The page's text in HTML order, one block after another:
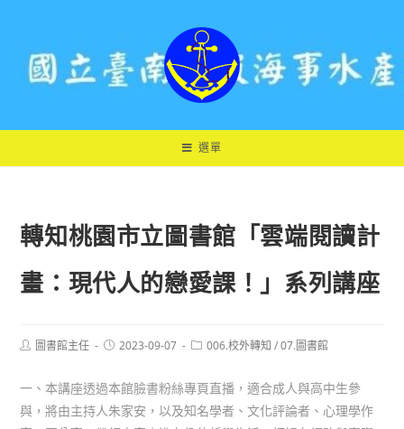
選單
轉知桃園市立圖書館「雲端閱讀計
畫：現代人的戀愛課！」系列講座
Post圖書館主任
Post2023-09-07
Post006.校外轉知 / 07.圖書館
一、本講座透過本館臉書粉絲專頁直播，適合成人與高中生參
與，將由主持人朱家安，以及知名學者、文化評論者、心理學作